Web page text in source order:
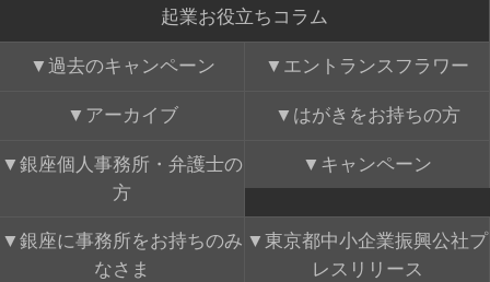
起業お役立ちコラム
過去のキャンペーン エントランスフラワー
アーカイブ はがきをお持ちの方
銀座個人事務所・弁護士の
方
キャンペーン
銀座に事務所をお持ちのみ
なさま
東京都中小企業振興公社プ
レスリリース